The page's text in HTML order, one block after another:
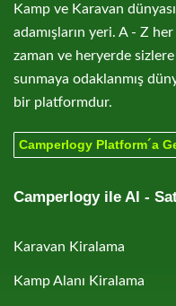
Kamp ve Karavan
adamışların yeri. A - Z
zaman ve heryerde
sunmaya odaklanmış
bir platformdur.
Camperlogy Platform´a
Camperlogy ile Al -
Karavan Kiralama
Kamp Alanı Kiralama